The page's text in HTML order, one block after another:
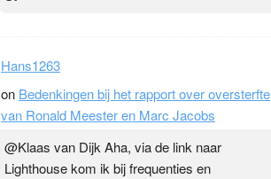
Hans1263
on Bedenkingen bij het rapport over oversterfte
van Ronald Meester en Marc Jacobs
@Klaas van Dijk Aha, via de link naar
Lighthouse kom ik bij frequenties en